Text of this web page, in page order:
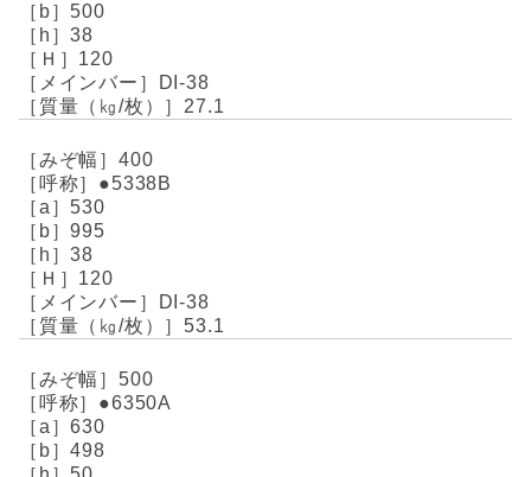
500
38
120
DI-38
27.1
400
●5338B
530
995
38
120
DI-38
53.1
500
●6350A
630
498